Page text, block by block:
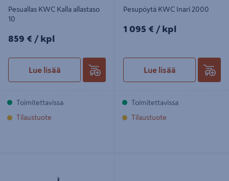
Pesuallas KWC Kalla allastaso
10
859€/kpl
859 € / kpl
Lue lisää
Toimitettavissa
Tilaustuote
Pesupöytä KWC Inari 2000
1095€/kpl
1 095 € / kpl
Lue lisää
Toimitettavissa
Tilaustuote